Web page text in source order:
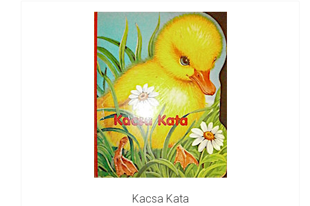
Kacsa Kata